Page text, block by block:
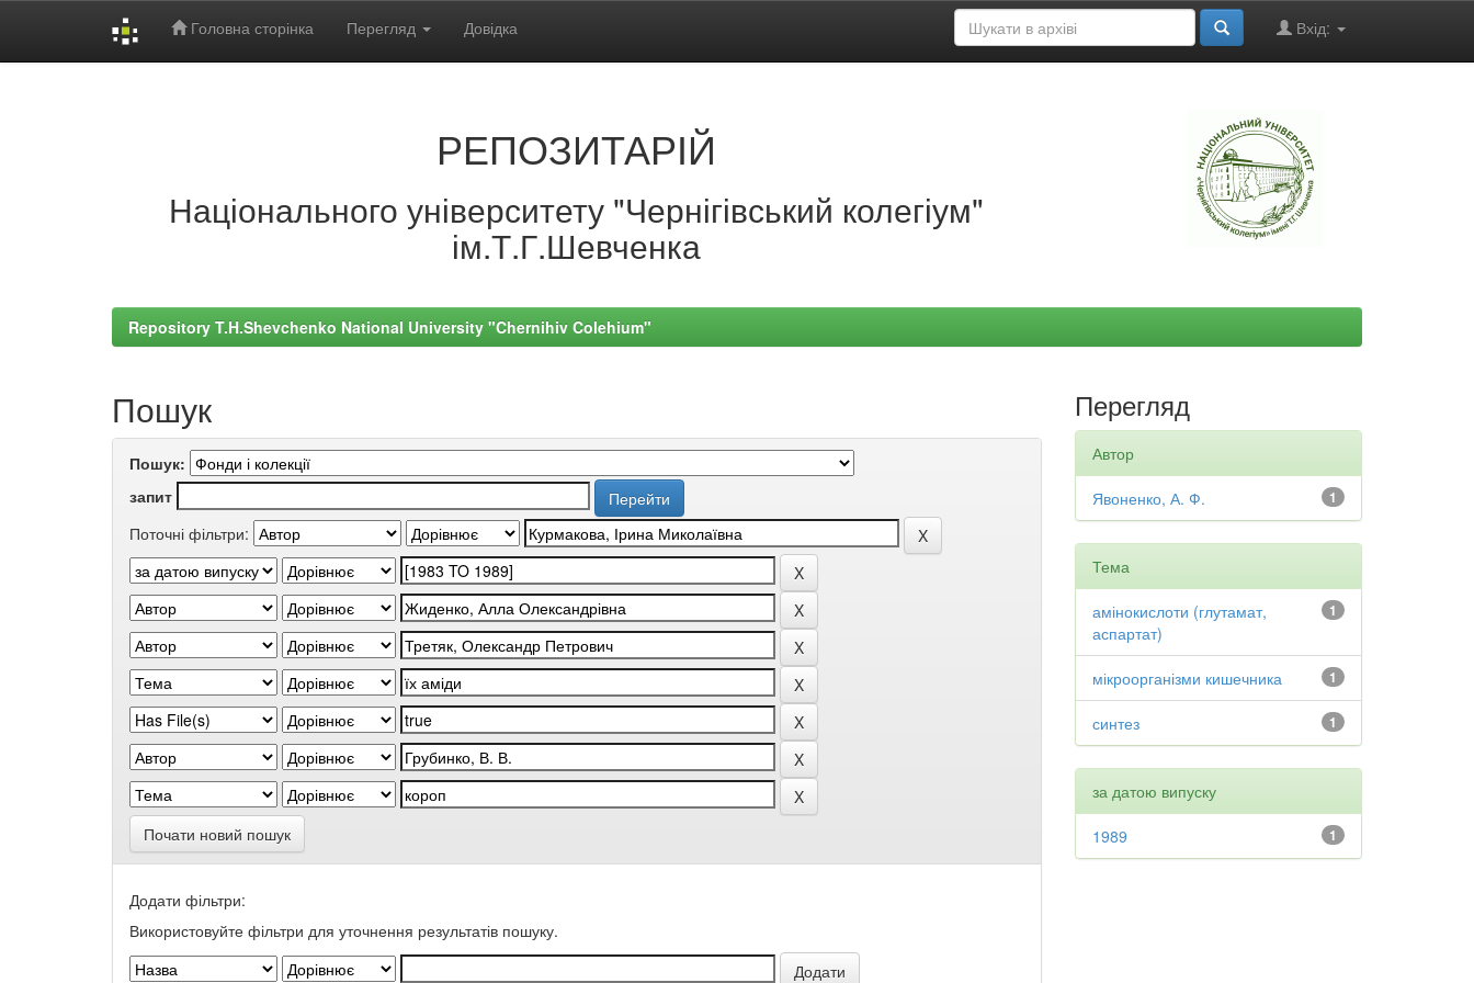
Головна сторінка Перегляд Довідка Вхід:
РЕПОЗИТАРІЙ
Національного університету "Чернігівський колегіум"
ім.Т.Г.Шевченка
Repository T.H.Shevchenko National University "Chernihiv Colehium"
Пошук
Пошук:
запит
Поточні фільтри:
Почати новий пошук
Додати фільтри:
Використовуйте фільтри для уточнення результатів пошуку.
Перегляд
Автор
1
Явоненко, А. Ф.
Тема
1
амінокислоти (глутамат,
аспартат)
1
мікроорганізми кишечника
1
синтез
за датою випуску
1
1989